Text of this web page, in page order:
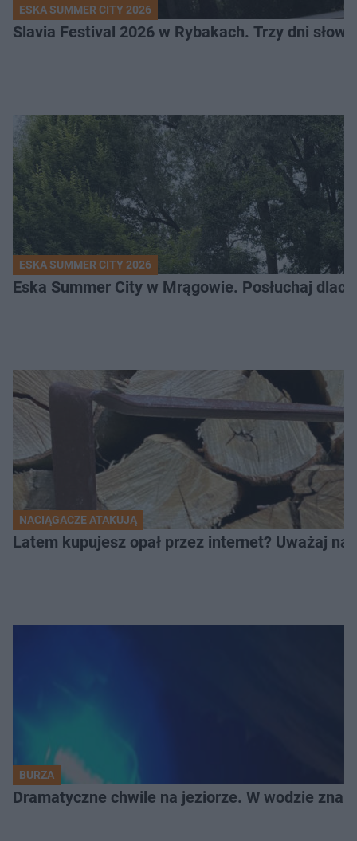
ESKA SUMMER CITY 2026
Slavia Festival 2026 w Rybakach. Trzy dni
ESKA SUMMER CITY 2026
Eska Summer City w Mrągowie. Posłuchaj
NACIĄGACZE ATAKUJĄ
Latem kupujesz opał przez internet? Uważaj na
BURZA
Dramatyczne chwile na jeziorze. W wodzie